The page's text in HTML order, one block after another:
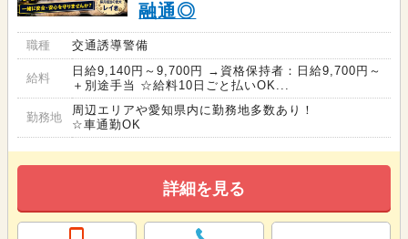
融通◎
職種 交通誘導警備
給料
日給9,140円～9,700円 →資格保持者：日給9,700円～
＋別途手当 ☆給料10日ごと払いOK...
勤務地
周辺エリアや愛知県内に勤務地多数あり！
☆車通勤OK
詳細を見る